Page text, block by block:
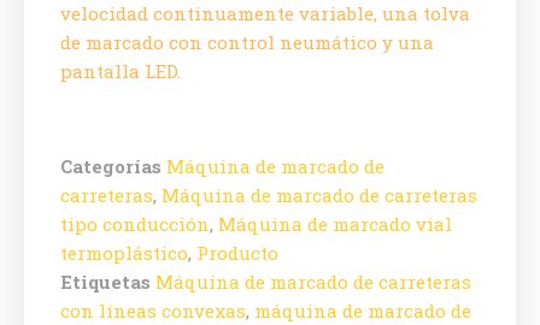
velocidad continuamente variable, una tolva
de marcado con control neumático y una
pantalla LED.
Categorías Máquina de marcado de
carreteras, Máquina de marcado de carreteras
tipo conducción, Máquina de marcado vial
termoplástico, Producto
Etiquetas Máquina de marcado de carreteras
con líneas convexas, máquina de marcado de